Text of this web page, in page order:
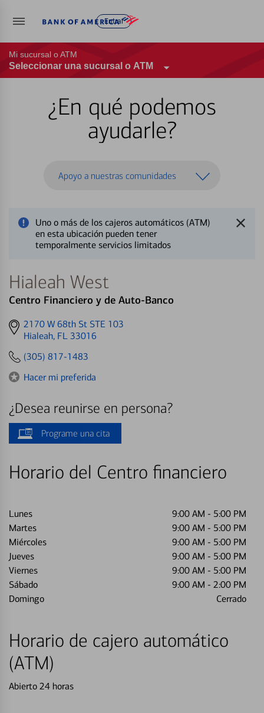
Entrar
Mi sucursal o ATM
Seleccionar una sucursal o ATM
¿En qué podemos
ayudarle?
Apoyo a nuestras comunidades
Uno o más de los cajeros automáticos (ATM)
en esta ubicación pueden tener
temporalmente servicios limitados
Hialeah West
Centro Financiero y de Auto-Banco
Get
directions
2170 W 68th St STE 103
Hialeah, FL 33016
(305) 817-1483
Hacer mi preferida
¿Desea reunirse en persona?
Programe una cita
Horario del Centro financiero
Lunes 9:00 AM - 5:00 PM
Martes
9:00 AM - 5:00 PM
Miércoles
9:00 AM - 5:00 PM
Jueves
9:00 AM - 5:00 PM
Viernes
9:00 AM - 5:00 PM
Sábado
9:00 AM - 2:00 PM
Domingo
Cerrado
Horario de cajero automático
(ATM)
Abierto 24 horas